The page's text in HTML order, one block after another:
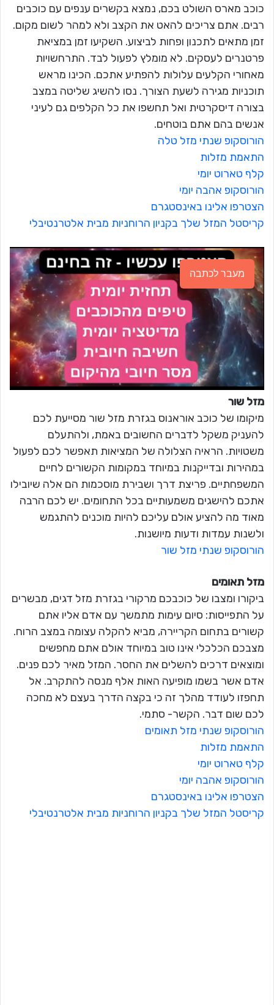
כוכב מארס השולט בכם, נמצא בקשרים ענפים עם כוכבים
רבים. אתם צריכים להאט את הקצב ולא למהר לשום מקום.
זמן מתאים לתכנון ופחות לביצוע. השקיעו זמן במציאת
פרטנרים לעסקים. לא מומלץ לפעול לבד. התרחשויות
מאחורי הקלעים עלולות להפתיע אתכם. הכינו מראש
תוכניות מגירה לשעת הצורך. נסו להשיג שליטה במצב
בצורה דיסקרטית ואל תחשפו את כל הקלפים גם לעיני
אנשים בהם אתם בוטחים.
הורוסקופ שנתי מזל טלה
התאמת מזלות
קלף טארוט יומי
הורוסקופ אהבה יומי
הצטרפו אלינו באינסטגרם
קריסטל המזל שלך בקניון הרוחניות מבית אלטרנטיבלי
מעבר לכתבה
מזל שור
מיקומו של כוכב אוראנוס בגזרת מזל שור מסייעת לכם
להעניק משקל לדברים החשובים באמת, ולהתעלם
משטויות. הראיה הצלולה של המציאות תאפשר לכם לפעול
במהירות ובדייקנות במיוחד במקומות הקשורים לחיים
המשפחתיים. פריצת דרך ושבירת מוסכמות הם אלה שיובילו
אתכם להישגים משמעותיים בכל התחומים. יש לכם הרבה
מאוד מה להציע אולם עליכם להיות מוכנים להתגמש
ולשנות עמדות ודעות מיושנות.
הורוסקופ שנתי מזל שור
מזל תאומים
ביקורו ומצבו של כוכבכם מרקורי בגזרת מזל דגים, מבשרים
על התפייסות: סיום עימות מתמשך עם אדם אליו אתם
קשורים בתחום הקריירה, מביא להקלה עצומה במצב הרוח.
מצבכם הכלכלי אינו טוב במיוחד אולם אתם מחפשים
ומוצאים דרכים להשלים את החסר. המזל מאיר לכם פנים.
אדם אשר בשמו מופיעה האות אלף מנסה להתקרב. אל
תחפזו לעודד מהלך זה כי בקצה הדרך בעצם לא מחכה
לכם שום דבר. הקשר- סתמי.
הורוסקופ שנתי מזל תאומים
התאמת מזלות
קלף טארוט יומי
הורוסקופ אהבה יומי
הצטרפו אלינו באינסטגרם
קריסטל המזל שלך בקניון הרוחניות מבית אלטרנטיבלי